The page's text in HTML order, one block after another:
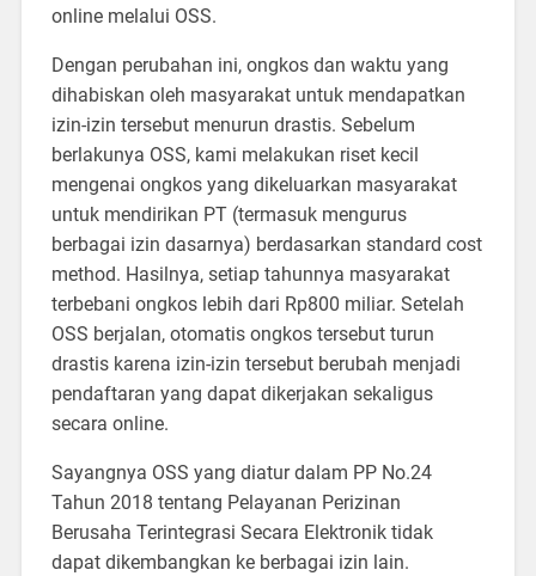
online melalui OSS.
Dengan perubahan ini, ongkos dan waktu yang
dihabiskan oleh masyarakat untuk mendapatkan
izin-izin tersebut menurun drastis. Sebelum
berlakunya OSS, kami melakukan riset kecil
mengenai ongkos yang dikeluarkan masyarakat
untuk mendirikan PT (termasuk mengurus
berbagai izin dasarnya) berdasarkan standard cost
method. Hasilnya, setiap tahunnya masyarakat
terbebani ongkos lebih dari Rp800 miliar. Setelah
OSS berjalan, otomatis ongkos tersebut turun
drastis karena izin-izin tersebut berubah menjadi
pendaftaran yang dapat dikerjakan sekaligus
secara online.
Sayangnya OSS yang diatur dalam PP No.24
Tahun 2018 tentang Pelayanan Perizinan
Berusaha Terintegrasi Secara Elektronik tidak
dapat dikembangkan ke berbagai izin lain.